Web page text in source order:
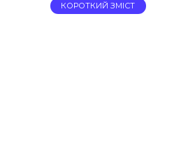
КОРОТКИЙ ЗМІСТ